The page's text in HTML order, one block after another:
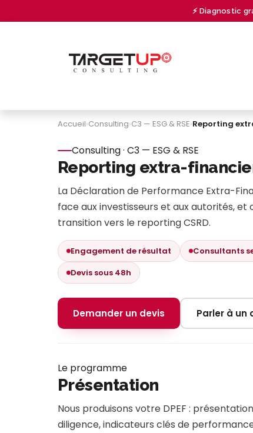
⚡ Diagnostic
Accueil›Consulting›C3 — ESG & RSE›Reporting
Consulting · C3 — ESG & RSE
Reporting extra-
La Déclaration de Performance Extra-
face aux investisseurs et aux autorités,
transition vers le reporting CSRD.
Engagement de résultat Consultants
Devis sous 48h
Demander un devis Parler à un
Le programme
Présentation
Nous produisons votre DPEF :
diligence, indicateurs clés de